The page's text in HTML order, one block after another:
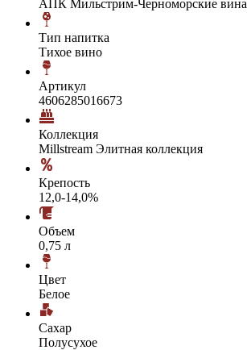
АПК Мильстрим-Черноморские вина
Тип напитка
Тихое вино
Артикул
4606285016673
Коллекция
Millstream Элитная коллекция
Крепость
12,0-14,0%
Объем
0,75 л
Цвет
Белое
Сахар
Полусухое